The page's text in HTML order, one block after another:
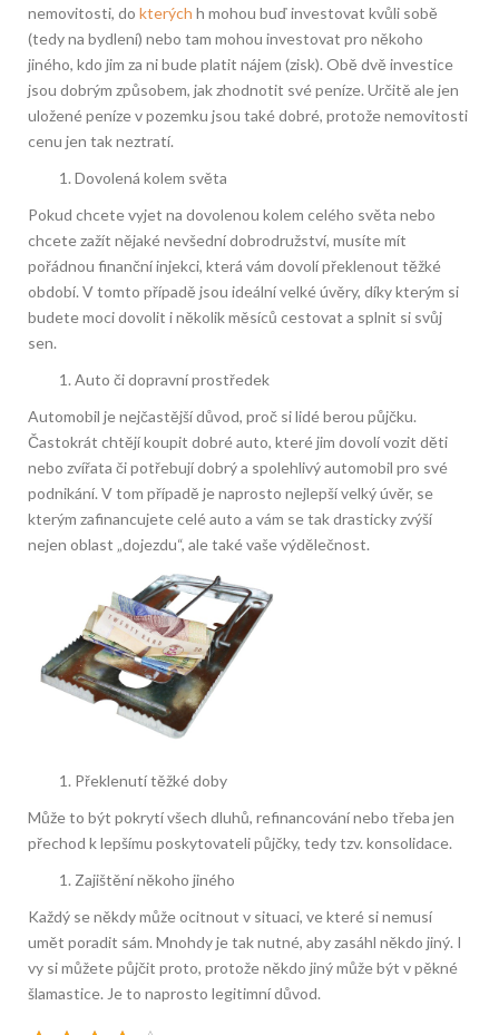
nemovitosti, do kterých h mohou buď investovat kvůli sobě
(tedy na bydlení) nebo tam mohou investovat pro někoho
jiného, kdo jim za ni bude platit nájem (zisk). Obě dvě investice
jsou dobrým způsobem, jak zhodnotit své peníze. Určitě ale jen
uložené peníze v pozemku jsou také dobré, protože nemovitosti
cenu jen tak neztratí.
Dovolená kolem světa
Pokud chcete vyjet na dovolenou kolem celého světa nebo
chcete zažít nějaké nevšední dobrodružství, musíte mít
pořádnou finanční injekci, která vám dovolí překlenout těžké
období. V tomto případě jsou ideální velké úvěry, díky kterým si
budete moci dovolit i několik měsíců cestovat a splnit si svůj
sen.
Auto či dopravní prostředek
Automobil je nejčastější důvod, proč si lidé berou půjčku.
Častokrát chtějí koupit dobré auto, které jim dovolí vozit děti
nebo zvířata či potřebují dobrý a spolehlivý automobil pro své
podnikání. V tom případě je naprosto nejlepší velký úvěr, se
kterým zafinancujete celé auto a vám se tak drasticky zvýší
nejen oblast „dojezdu“, ale také vaše výdělečnost.
Překlenutí těžké doby
Může to být pokrytí všech dluhů, refinancování nebo třeba jen
přechod k lepšímu poskytovateli půjčky, tedy tzv. konsolidace.
Zajištění někoho jiného
Každý se někdy může ocitnout v situaci, ve které si nemusí
umět poradit sám. Mnohdy je tak nutné, aby zasáhl někdo jiný. I
vy si můžete půjčit proto, protože někdo jiný může být v pěkné
šlamastice. Je to naprosto legitimní důvod.